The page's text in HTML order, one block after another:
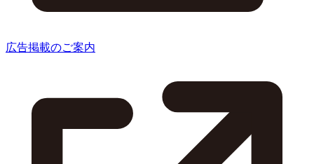
広告掲載のご案内